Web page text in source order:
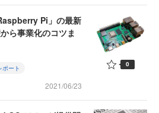
Pi」の最新
ら事業化のコツま
ポート
2021/06/23
0